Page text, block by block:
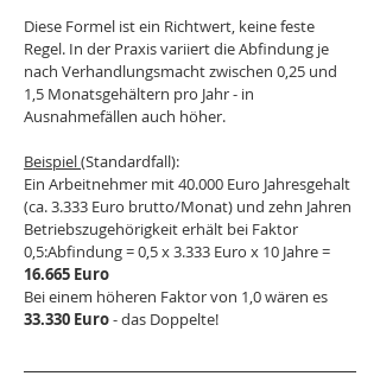
Diese Formel ist ein Richtwert, keine feste
Regel. In der Praxis variiert die Abfindung je
nach Verhandlungsmacht zwischen 0,25 und
1,5 Monatsgehältern pro Jahr - in
Ausnahmefällen auch höher.
Beispiel (Standardfall):
Ein Arbeitnehmer mit 40.000 Euro Jahresgehalt
(ca. 3.333 Euro brutto/Monat) und zehn Jahren
Betriebszugehörigkeit erhält bei Faktor
0,5:Abfindung = 0,5 x 3.333 Euro x 10 Jahre =
16.665 Euro
Bei einem höheren Faktor von 1,0 wären es
33.330 Euro - das Doppelte!